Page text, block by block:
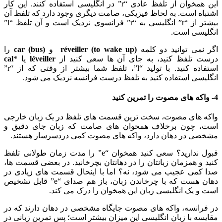
این همخوان از تلفظ عادی “r” در انگلیسی استفاده کنند. این کار
اشتباه است. به لحاظ فیزیکی، صامت دیگری وجود دارد که تلفظ آن
بیشتر از “r” انگلیسی به “r” فرانسوی نزدیک است و آن تلفظ “l”
انگلیسی است.
اگر نمی توانید دو کلمه (réveiller (to wake up و (car (bus
را
درست تلفظ کنید، به جای آن ها سعی کنید ازléveiller یا *cal
استفاده کنید. با تولید “l”، تلفظ شما بیشتر از وقتی که از “r”
انگلیسی استفاده کنید به تلفظ درست فرانسه نزدیک می شود.
4- واکه های مصوت را تمرین کنید
واکه های مصوت، سخت ترین قسمت های تلفظ در یک زبان خارجی
است، چون برخلاف همخوان های صامت که زبان جای دقیق و
مشخصی در دهان دارد، واکه های مصوت کمی دردسرساز هستند.
قبول ندارید؟ سعی کنید همخوان “e” را مدت زمان طولانی تلفظ
کنید و همزمان زبانتان را در دهانتان بچرخانید. در بعضی قسمت ها،
صدا کمی عجیب می شود، نه؟ اما با اینحال قسمت های زیادی در
دهان هست که با چرخاندن زبان، باز هم صدای “e” قابل تشخیص
است و یک انگلیسی زبان این همخوان را درک می کند.
در فرانسه، واکه های مصوت جایگاه مشخصی در دهان دارند که در
مقایسه با زبان انگلیسی این میزان بیشتر است؛ پس تمرین زبانی در